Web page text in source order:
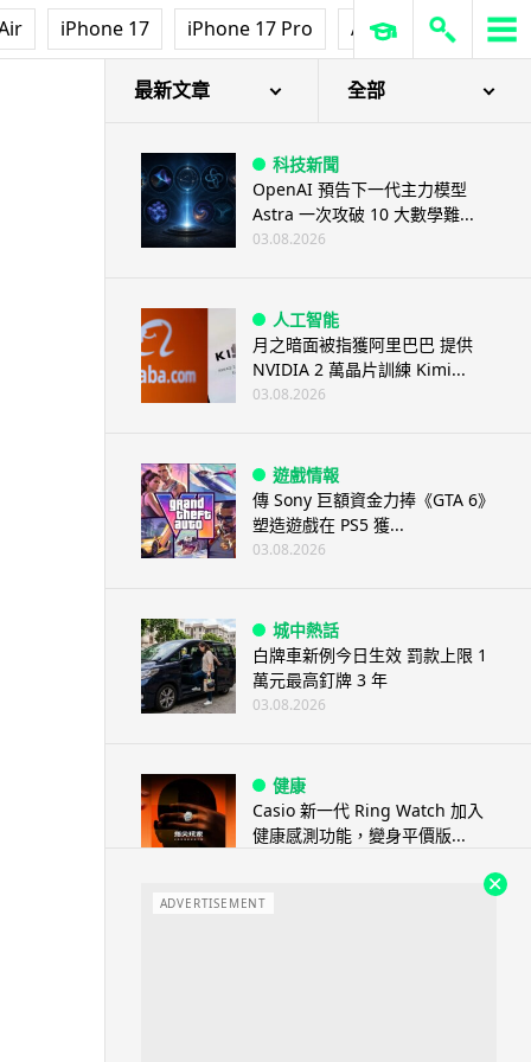
iPhone 17 iPhone 17 Pro AirPods Pro 3
最新文章 全部
科技新聞
OpenAI 預告下一代主力模型
Astra 一次攻破 10 大數學難...
03.08.2026
人工智能
月之暗面被指獲阿里巴巴 提供
NVIDIA 2 萬晶片訓練 Kimi...
03.08.2026
遊戲情報
傳 Sony 巨額資金力捧《GTA 6》
塑造遊戲在 PS5 獲...
03.08.2026
城中熱話
白牌車新例今日生效 罰款上限 1
萬元最高釘牌 3 年
03.08.2026
健康
Casio 新一代 Ring Watch 加入
健康感測功能，變身平價版...
ADVERTISEMENT